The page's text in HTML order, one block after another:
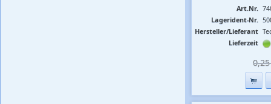
Art.Nr.
Lagerident-Nr.
Hersteller/Lieferant
Lieferzeit
0,25